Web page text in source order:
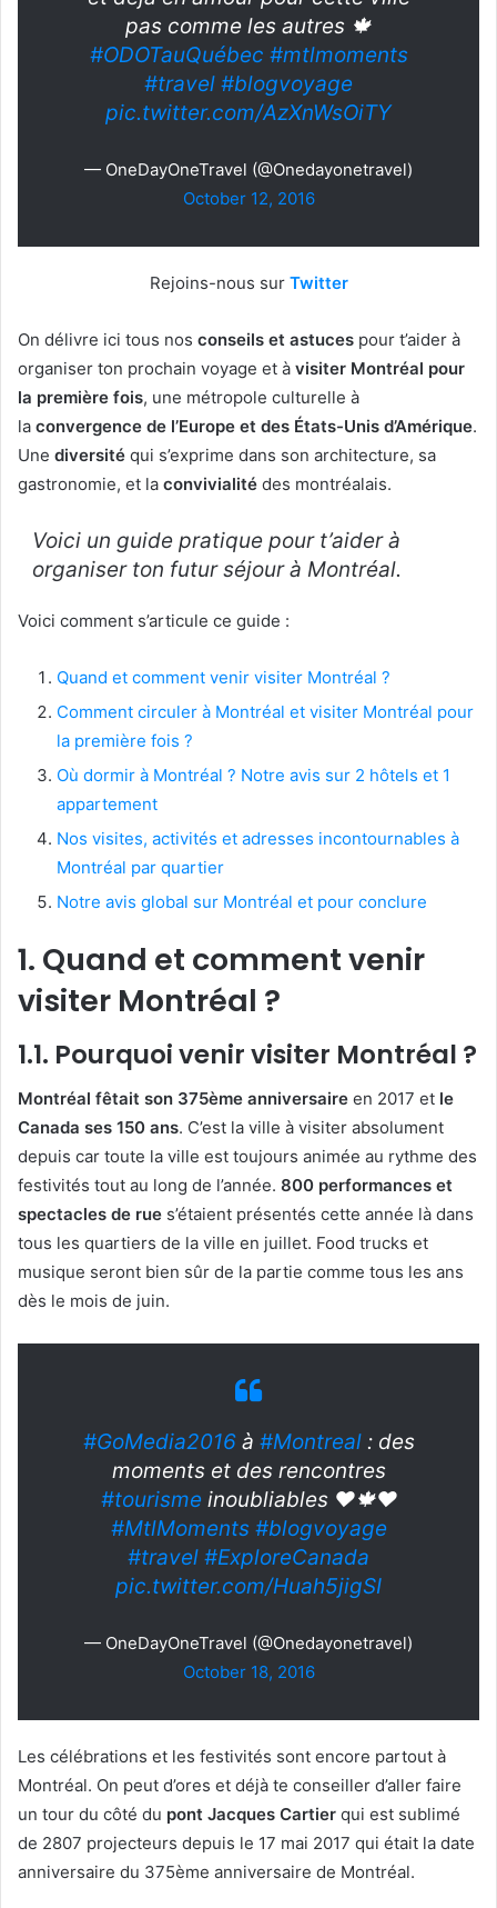
pas comme les autres 🍁
#ODOTauQuébec #mtlmoments
#travel #blogvoyage
pic.twitter.com/AzXnWsOiTY
— OneDayOneTravel (@Onedayonetravel)
October 12, 2016
Rejoins-nous sur Twitter
On délivre ici tous nos conseils et astuces pour t’aider à
organiser ton prochain voyage et à visiter Montréal pour
la première fois, une métropole culturelle à
la convergence de l’Europe et des États-Unis d’Amérique.
Une diversité qui s’exprime dans son architecture, sa
gastronomie, et la convivialité des montréalais.
Voici un guide pratique pour t’aider à
organiser ton futur séjour à Montréal.
Voici comment s’articule ce guide :
Quand et comment venir visiter Montréal ?
Comment circuler à Montréal et visiter Montréal pour
la première fois ?
Où dormir à Montréal ? Notre avis sur 2 hôtels et 1
appartement
Nos visites, activités et adresses incontournables à
Montréal par quartier
Notre avis global sur Montréal et pour conclure
1. Quand et comment venir
visiter Montréal ?
1.1. Pourquoi venir visiter Montréal ?
Montréal fêtait son 375ème anniversaire en 2017 et le
Canada ses 150 ans. C’est la ville à visiter absolument
depuis car toute la ville est toujours animée au rythme des
festivités tout au long de l’année. 800 performances et
spectacles de rue s’étaient présentés cette année là dans
tous les quartiers de la ville en juillet. Food trucks et
musique seront bien sûr de la partie comme tous les ans
dès le mois de juin.
#GoMedia2016à #Montreal: des
moments et des rencontres
#tourisme inoubliables ❤️🍁❤️
#MtlMoments #blogvoyage
#travel #ExploreCanada
pic.twitter.com/Huah5jigSI
— OneDayOneTravel (@Onedayonetravel)
October 18, 2016
Les célébrations et les festivités sont encore partout à
Montréal. On peut d’ores et déjà te conseiller d’aller faire
un tour du côté du pont Jacques Cartier qui est sublimé
de 2807 projecteurs depuis le 17 mai 2017 qui était la date
anniversaire du 375ème anniversaire de Montréal.